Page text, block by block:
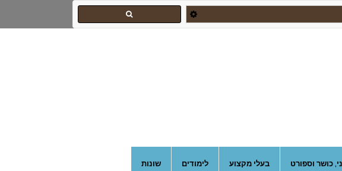
כושר וספורט בעלי מקצוע לימודים שונות